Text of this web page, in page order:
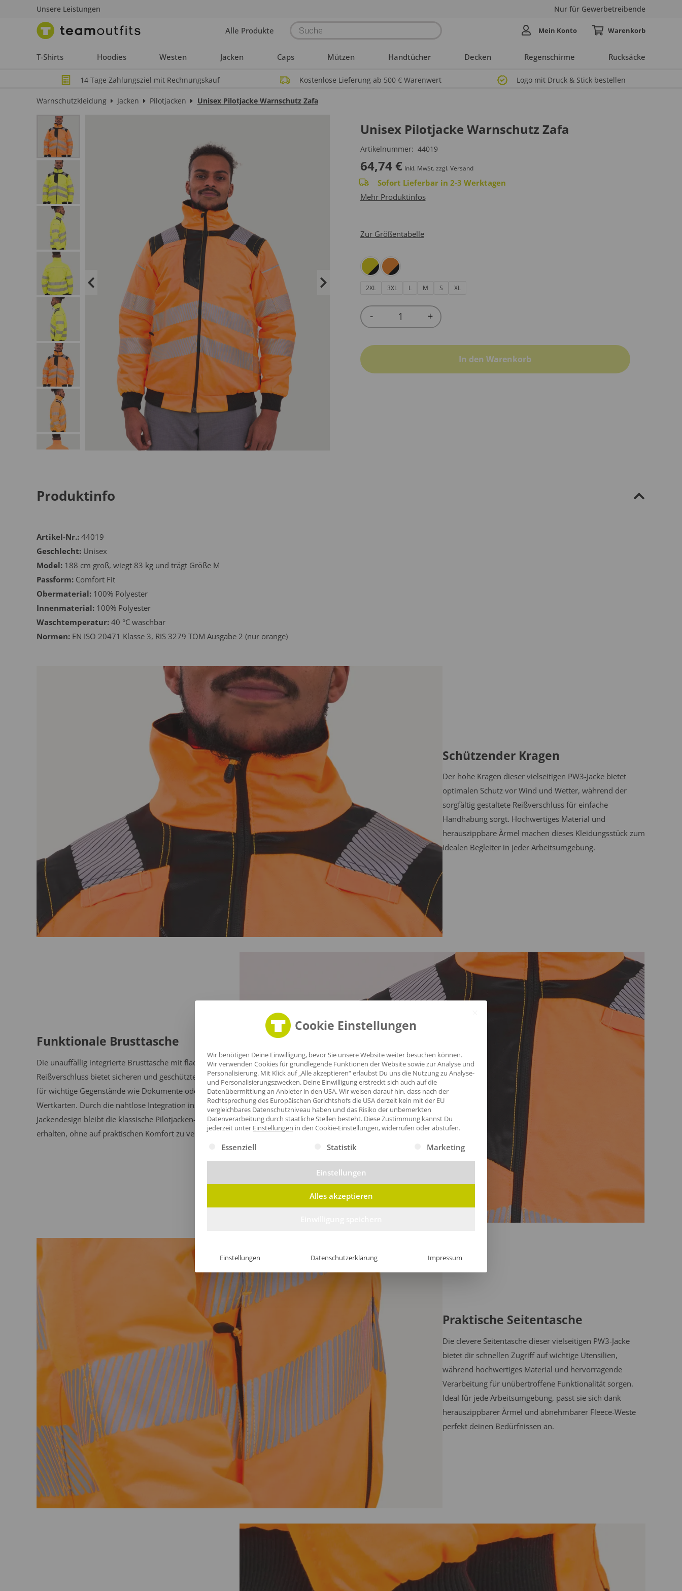
Unsere Leistungen Nur für Gewerbetreibende
Alle Produkte Products
search
T-Shirts Hoodies Westen Jacken Caps Mützen Handtücher Decken Regenschirme Rucksäcke
Mein Konto
14 Tage Zahlungsziel mit Rechnungskauf Kostenlose Lieferung ab 500 € Warenwert Logo mit Druck & Stick bestellen
Warnschutzkleidung Jacken Pilotjacken Unisex Pilotjacke Warnschutz Zafa
Unisex Pilotjacke Warnschutz Zafa
Artikelnummer: 44019
64,74 € Inkl. MwSt. zzgl. Versand
Sofort Lieferbar in 2-3 Werktagen
Mehr Produktinfos
Zur Größentabelle
2XL 3XL L M S XL
Quantity
- +
In den Warenkorb
Produktinfo
Artikel-Nr.: 44019
Geschlecht: Unisex
Model: 188 cm groß, wiegt 83 kg und trägt Größe M
Passform: Comfort Fit
Obermaterial: 100% Polyester
Innenmaterial: 100% Polyester
Waschtemperatur: 40 °C waschbar
Normen: EN ISO 20471 Klasse 3, RIS 3279 TOM Ausgabe 2 (nur orange)
Schützender Kragen
Der hohe Kragen dieser vielseitigen PW3-Jacke bietet
optimalen Schutz vor Wind und Wetter, während der
sorgfältig gestaltete Reißverschluss für einfache
Handhabung sorgt. Hochwertiges Material und
herauszippbare Ärmel machen dieses Kleidungsstück zum
idealen Begleiter in jeder Arbeitsumgebung.
Funktionale Brusttasche
Die unauffällig integrierte Brusttasche mit flach liegendem
Reißverschluss bietet sicheren und geschützten Stauraum
für wichtige Gegenstände wie Dokumente oder
Wertkarten. Durch die nahtlose Integration ins
Jackendesign bleibt die klassische Pilotjacken-Silhouette
erhalten, ohne auf praktischen Komfort zu verzichten.
Praktische Seitentasche
Die clevere Seitentasche dieser vielseitigen PW3-Jacke
bietet dir schnellen Zugriff auf wichtige Utensilien,
während hochwertiges Material und hervorragende
Verarbeitung für unübertroffene Funktionalität sorgen.
Ideal für jede Arbeitsumgebung, passt sie sich dank
herauszippbarer Ärmel und abnehmbarer Fleece-Weste
perfekt deinen Bedürfnissen an.
Cookie Einstellungen
Wir benötigen Deine Einwilligung, bevor Sie unsere Website weiter besuchen können.
Wir verwenden Cookies für grundlegende Funktionen der Website sowie zur Analyse und
Personalisierung. Mit Klick auf „Alle akzeptieren“ erlaubst Du uns die Nutzung zu Analyse-
und Personalisierungszwecken. Deine Einwilligung erstreckt sich auch auf die
Datenübermittlung an Anbieter in den USA. Wir weisen darauf hin, dass nach der
Rechtsprechung des Europäischen Gerichtshofs die USA derzeit kein mit der EU
vergleichbares Datenschutzniveau haben und das Risiko der unbemerkten
Datenverarbeitung durch staatliche Stellen besteht. Diese Zustimmung kannst Du
jederzeit unter Einstellungen in den Cookie-Einstellungen, widerrufen oder abstufen.
Es folgt eine Liste der Service-Gruppen, für die eine Einwilligung erteilt werden kann. Die erste Service-Gruppe ist essenziell und kann
Essenziell Statistik Marketing
Einstellungen
Alles akzeptieren
Einstellungen Datenschutzerklärung Impressum